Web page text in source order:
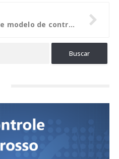
Ministro da CGU defende modelo de controle mais inovador para aprimorar gestão pública